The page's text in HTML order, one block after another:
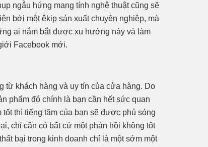
ngẫu hứng mang tính nghệ thuật cũng sẽ
bởi một êkip sản xuất chuyên nghiệp, mà
ai nắm bắt được xu hướng này và làm
Facebook mới.
từ khách hàng và uy tín của cửa hàng. Do
phẩm đó chính là bạn cần hết sức quan
thì tiếng tăm của bạn sẽ được phủ sóng
chỉ cần có bất cứ một phản hồi không tốt
bại trong kinh doanh chỉ là một sớm một